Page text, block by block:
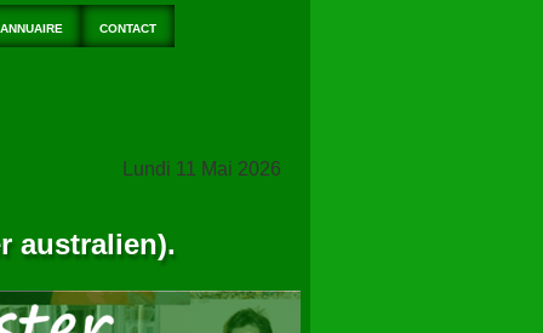
ANNUAIRE CONTACT
Lundi 11 Mai 2026
australien).